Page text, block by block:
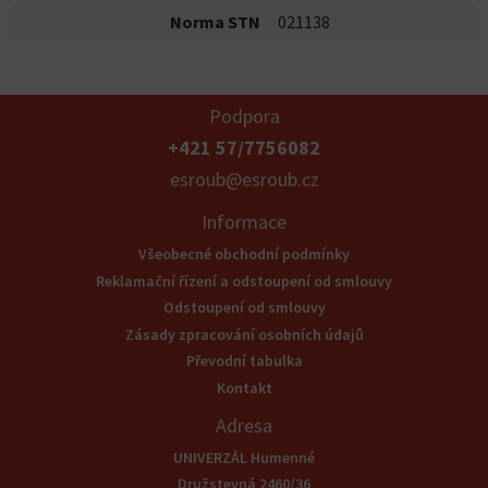
Norma STN
021138
Podpora
+421 57/7756082
esroub@esroub.cz
Informace
Všeobecné obchodní podmínky
Reklamační řízení a odstoupení od smlouvy
Odstoupení od smlouvy
Zásady zpracování osobních údajů
Převodní tabulka
Kontakt
Adresa
UNIVERZÁL Humenné
Družstevná 2460/36